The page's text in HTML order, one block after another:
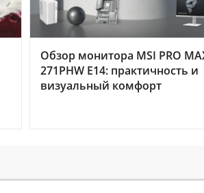
Обзор монитора MSI PRO
271PHW E14: практичность и
визуальный комфорт